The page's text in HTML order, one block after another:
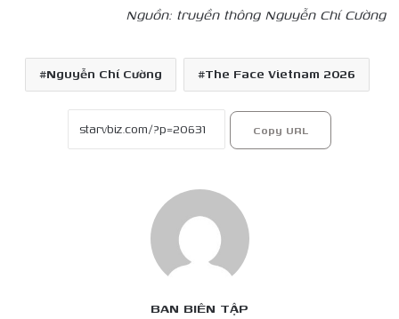
Nguồn: truyền thông Nguyễn Chí Cường
Nguyễn Chí Cường The Face Vietnam 2026
Copy URL
BAN BIÊN TẬP